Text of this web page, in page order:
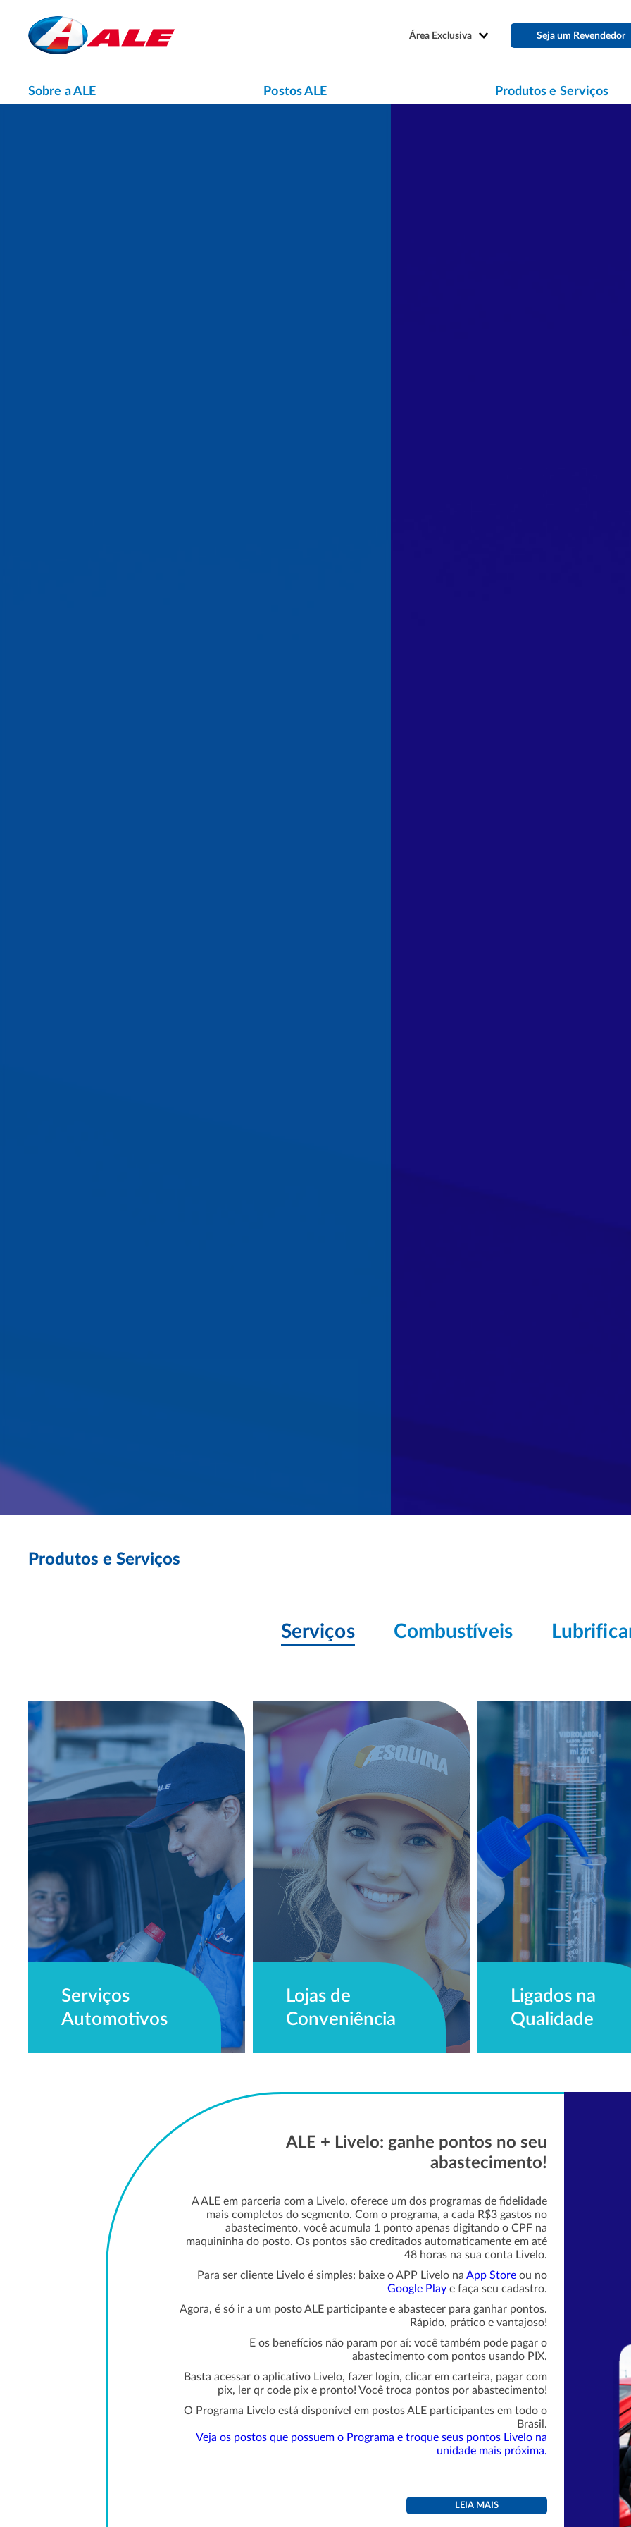
Área Exclusiva Seja um Revendedor
Sobre a ALE Postos ALE Produtos e Serviços
diferença!
veículo e a confiança que
›››
Produtos e Serviços
Serviços Combustíveis
Serviços
Automotivos
Lojas de
Conveniência
Ligados na
Qualidade
ALE + Livelo: ganhe pontos no seu
abastecimento!
A ALE em parceria com a Livelo, oferece um dos programas de fidelidade
mais completos do segmento. Com o programa, a cada R$3 gastos no
abastecimento, você acumula 1 ponto apenas digitando o CPF na
maquininha do posto. Os pontos são creditados automaticamente em até
48 horas na sua conta Livelo.
Para ser cliente Livelo é simples: baixe o APP Livelo na App Store ou no
Google Play e faça seu cadastro.
Agora, é só ir a um posto ALE participante e abastecer para ganhar pontos.
Rápido, prático e vantajoso!
E os benefícios não param por aí: você também pode pagar o
abastecimento com pontos usando PIX.
Basta acessar o aplicativo Livelo, fazer login, clicar em carteira, pagar com
pix, ler qr code pix e pronto! Você troca pontos por abastecimento!
O Programa Livelo está disponível em postos ALE participantes em todo o
Brasil.
Veja os postos que possuem o Programa e troque seus pontos Livelo na
unidade mais próxima.
LEIA MAIS